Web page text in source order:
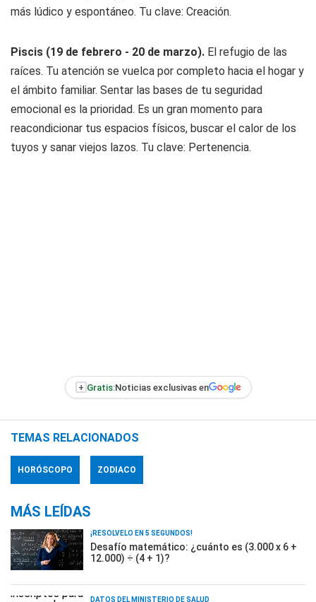
más lúdico y espontáneo. Tu clave: Creación.
Piscis (19 de febrero - 20 de marzo). El refugio de las
raíces. Tu atención se vuelca por completo hacia el hogar y
el ámbito familiar. Sentar las bases de tu seguridad
emocional es la prioridad. Es un gran momento para
reacondicionar tus espacios físicos, buscar el calor de los
tuyos y sanar viejos lazos. Tu clave: Pertenencia.
+ Gratis:Noticias exclusivas en
TEMAS RELACIONADOS
HORÓSCOPO ZODIACO
MÁS LEÍDAS
¡RESOLVELO EN 5 SEGUNDOS!
Desafío matemático: ¿cuánto es (3.000 x 6 +
12.000) ÷ (4 + 1)?
DATOS DEL MINISTERIO DE SALUD